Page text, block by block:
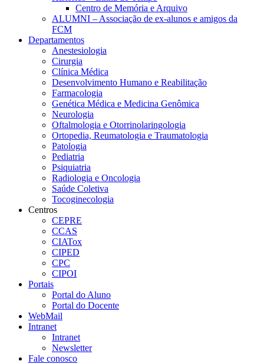
Centro de Memória e Arquivo
ALUMNI – Associação de ex-alunos e amigos da
FCM
Departamentos
Anestesiologia
Cirurgia
Clínica Médica
Desenvolvimento Humano e Reabilitação
Farmacologia
Genética Médica e Medicina Genômica
Neurologia
Oftalmologia e Otorrinolaringologia
Ortopedia, Reumatologia e Traumatologia
Patologia
Pediatria
Psiquiatria
Radiologia e Oncologia
Saúde Coletiva
Tocoginecologia
Centros
CEPRE
CCAS
CIATox
CIPED
CPC
CIPOI
Portais
Portal do Aluno
Portal do Docente
WebMail
Intranet
Intranet
Newsletter
Fale conosco